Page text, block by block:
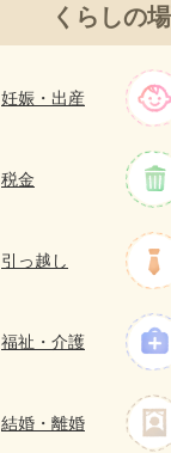
くらしの
妊娠・出産
税金
引っ越し
福祉・介護
結婚・離婚